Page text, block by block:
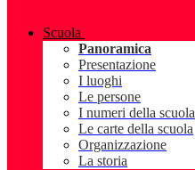
Scuola
Panoramica
Presentazione
I luoghi
Le persone
I numeri della scuola
Le carte della scuola
Organizzazione
La storia